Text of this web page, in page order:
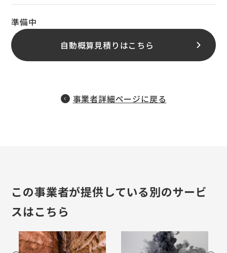
準備中
自動概算見積りはこちら
事業者詳細ページに戻る
この事業者が提供している別のサービ
スはこちら